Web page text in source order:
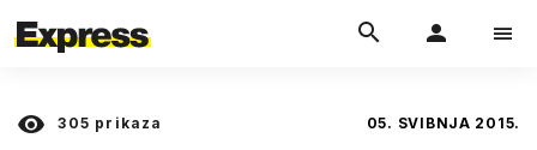
305 prikaza 05. SVIBNJA 2015.